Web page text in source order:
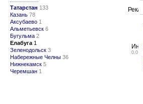
Татарстан 133
Казань 78
Аксубаево 1
Альметьевск 6
Бугульма 2
Елабуга 1
Зеленодольск 3
Набережные Челны 36
Нижнекамск 5
Черемшан 1
0.0